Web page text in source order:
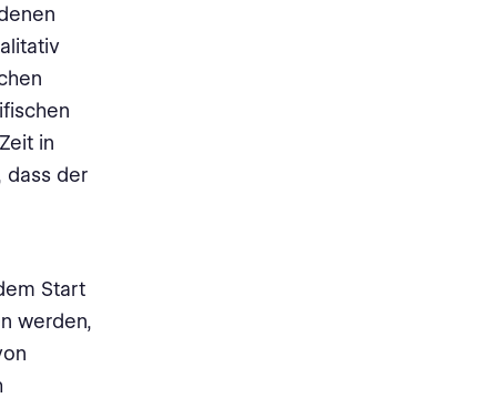
in
dass der
Start
werden,